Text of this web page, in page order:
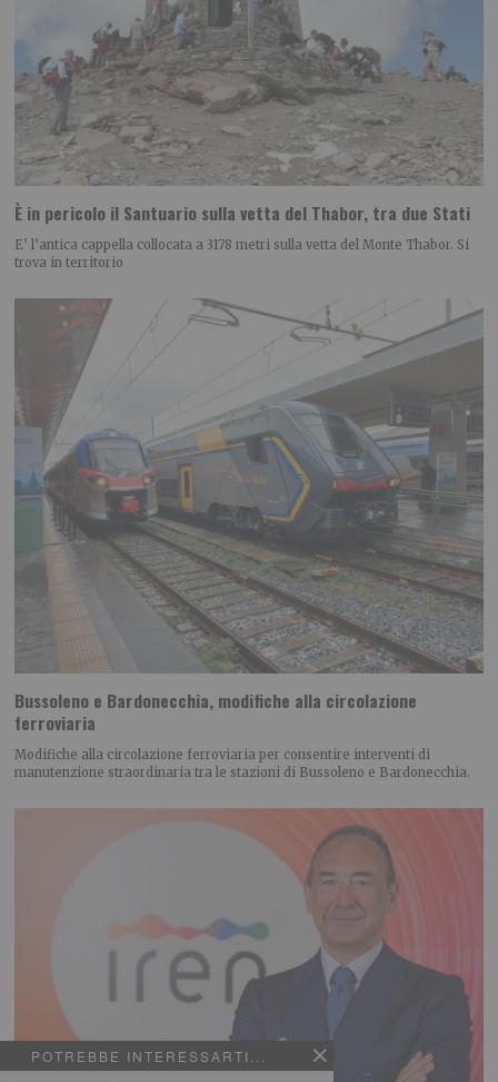
POTREBBE INTERESSARTI...
È in pericolo il Santuario sulla vetta del Thabor, tra due Stati
E’ l’antica cappella collocata a 3178 metri sulla vetta del Monte Thabor. Si
trova in territorio
Bussoleno e Bardonecchia, modifiche alla circolazione
ferroviaria
Modifiche alla circolazione ferroviaria per consentire interventi di
manutenzione straordinaria tra le stazioni di Bussoleno e Bardonecchia.